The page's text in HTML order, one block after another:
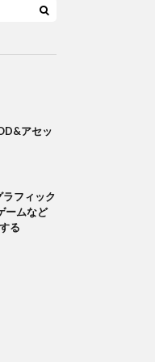
アセッ
フィック
ームなど
る